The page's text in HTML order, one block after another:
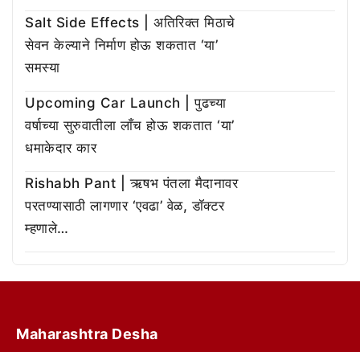
Salt Side Effects | अतिरिक्त मिठाचे
सेवन केल्याने निर्माण होऊ शकतात ‘या’
समस्या
Upcoming Car Launch | पुढच्या
वर्षाच्या सुरुवातीला लाँच होऊ शकतात ‘या’
धमाकेदार कार
Rishabh Pant | ऋषभ पंतला मैदानावर
परतण्यासाठी लागणार ‘एवढा’ वेळ, डॉक्टर
म्हणाले…
Maharashtra Desha